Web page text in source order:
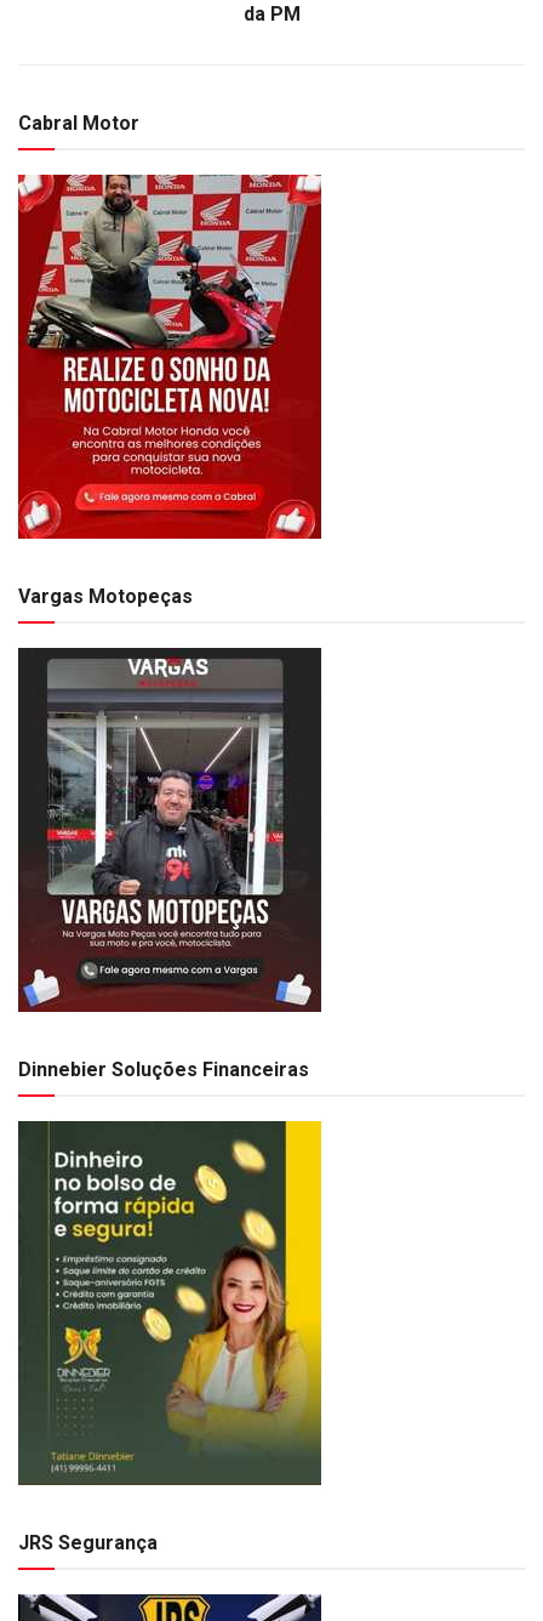
da PM
Cabral Motor
Vargas Motopeças
Dinnebier Soluções Financeiras
JRS Segurança